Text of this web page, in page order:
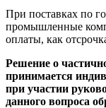
При поставках по
промышленные
оплаты, как
Решение о
принимается
при участии
данного вопроса